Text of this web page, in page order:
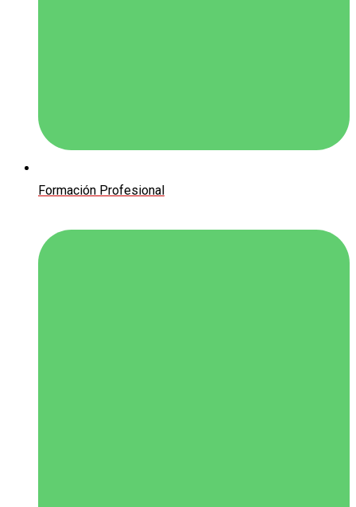
Formación Profesional